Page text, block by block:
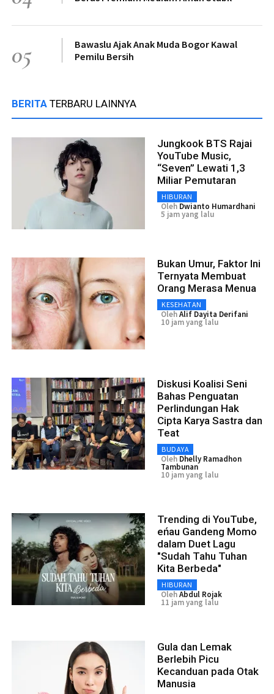
05
Bawaslu Ajak Anak Muda Bogor Kawal
Pemilu Bersih
BERITA TERBARU LAINNYA
Jungkook BTS Rajai
YouTube Music,
“Seven” Lewati 1,3
Miliar Pemutaran
HIBURAN
Oleh Dwianto Humardhani
5 jam yang lalu
Bukan Umur, Faktor Ini
Ternyata Membuat
Orang Merasa Menua
KESEHATAN
OlehAlif Dayita Derifani
10 jam yang lalu
Diskusi Koalisi Seni
Bahas Penguatan
Perlindungan Hak
Cipta Karya Sastra dan
Teat
BUDAYA
Oleh Dhelly Ramadhon
Tambunan
10 jam yang lalu
Trending di YouTube,
eńau Gandeng Momo
dalam Duet Lagu
"Sudah Tahu Tuhan
Kita Berbeda"
HIBURAN
OlehAbdul Rojak
11 jam yang lalu
Gula dan Lemak
Berlebih Picu
Kecanduan pada Otak
Manusia